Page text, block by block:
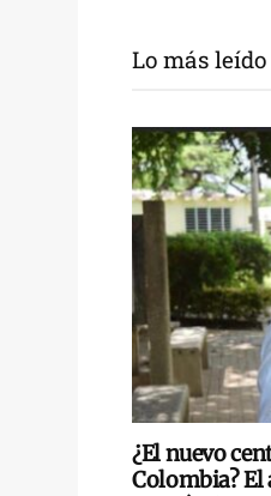
Lo más leído
¿El nuevo
Colombia? El